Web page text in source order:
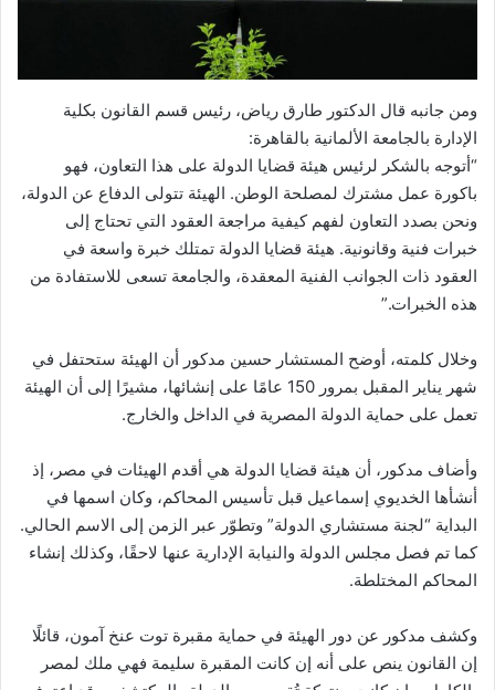
ومن جانبه قال الدكتور طارق رياض، رئيس قسم القانون بكلية
الإدارة بالجامعة الألمانية بالقاهرة:
“أتوجه بالشكر لرئيس هيئة قضايا الدولة على هذا التعاون، فهو
باكورة عمل مشترك لمصلحة الوطن. الهيئة تتولى الدفاع عن الدولة،
ونحن بصدد التعاون لفهم كيفية مراجعة العقود التي تحتاج إلى
خبرات فنية وقانونية. هيئة قضايا الدولة تمتلك خبرة واسعة في
العقود ذات الجوانب الفنية المعقدة، والجامعة تسعى للاستفادة من
هذه الخبرات.”
وخلال كلمته، أوضح المستشار حسين مدكور أن الهيئة ستحتفل في
شهر يناير المقبل بمرور 150 عامًا على إنشائها، مشيرًا إلى أن الهيئة
تعمل على حماية الدولة المصرية في الداخل والخارج.
وأضاف مدكور، أن هيئة قضايا الدولة هي أقدم الهيئات في مصر، إذ
أنشأها الخديوي إسماعيل قبل تأسيس المحاكم، وكان اسمها في
البداية “لجنة مستشاري الدولة” وتطوّر عبر الزمن إلى الاسم الحالي.
كما تم فصل مجلس الدولة والنيابة الإدارية عنها لاحقًا، وكذلك إنشاء
المحاكم المختلطة.
وكشف مدكور عن دور الهيئة في حماية مقبرة توت عنخ آمون، قائلًا
إن القانون ينص على أنه إن كانت المقبرة سليمة فهي ملك لمصر